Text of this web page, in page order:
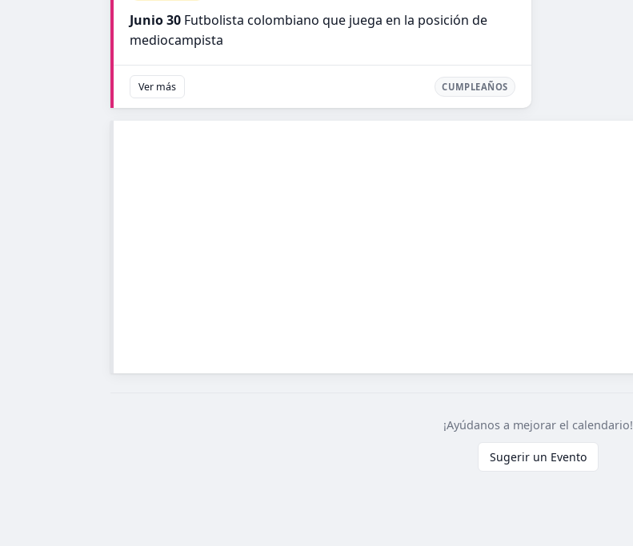
Junio 30 Futbolista colombiano que juega en la posición de
mediocampista
Ver más CUMPLEAÑOS
¡Ayúdanos a mejorar el calendario!
Sugerir un Evento